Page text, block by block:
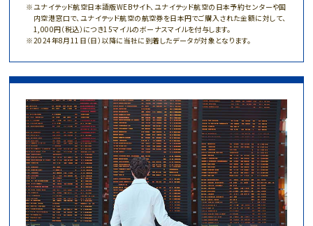
ユナイテッド航空日本語版WEBサイト、ユナイテッド航空の日本予約センターや国
内空港窓口で、ユナイテッド航空の航空券を日本円でご購入された金額に対して、
1,000円（税込）につき15マイルのボーナスマイルを付与します。
2024年8月11日（日）以降に当社に到着したデータが対象となります。